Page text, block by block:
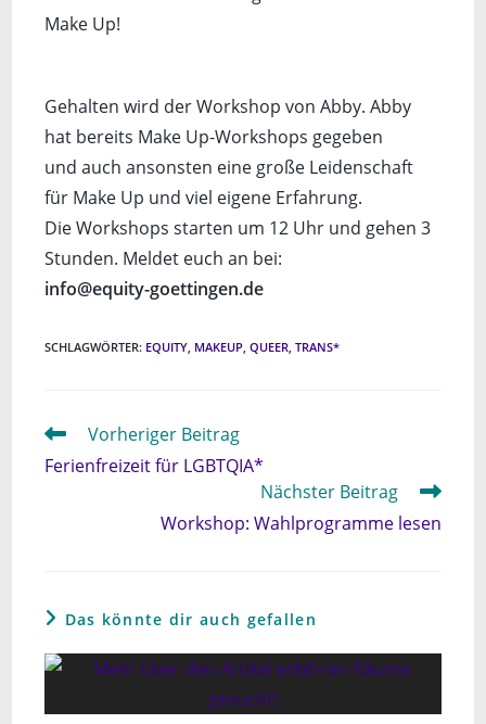
Make Up!
Gehalten wird der Workshop von Abby. Abby
hat bereits Make Up-Workshops gegeben
und auch ansonsten eine große Leidenschaft
für Make Up und viel eigene Erfahrung.
Die Workshops starten um 12 Uhr und gehen 3
Stunden. Meldet euch an bei:
info@equity-goettingen.de
SCHLAGWÖRTER: EQUITY MAKEUP QUEER TRANS*
Weitere
ansehen
Vorheriger Beitrag
Ferienfreizeit für LGBTQIA*
Nächster Beitrag
Workshop: Wahlprogramme lesen
Das könnte dir auch gefallen